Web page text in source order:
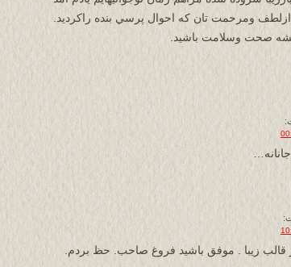
ومرحمت تان که احوال پرسي بنده راکردید.
صحت وسلامت باشید.
زيبا . موفق باشيد فروغ صاحب. حظ بردم.